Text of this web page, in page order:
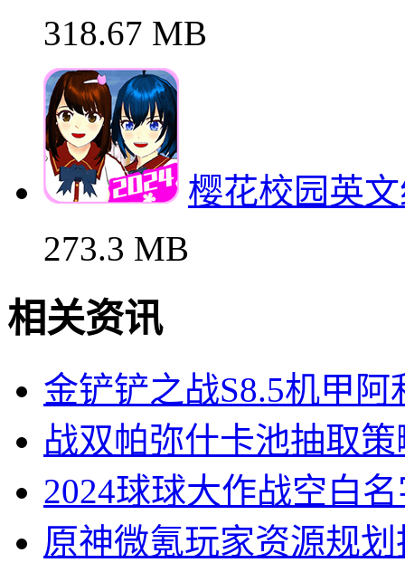
318.67 MB
樱花校园英
273.3 MB
相关资讯
金铲铲之战S8.5机甲
战双帕弥什卡池抽取
2024球球大作战空白
原神微氪玩家资源规划